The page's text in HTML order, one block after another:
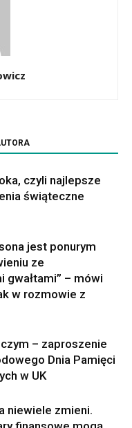
czyli najlepsze
świąteczne
jest ponurym
ze
gwałtami” – mówi
w rozmowie z
– zaproszenie
Dnia Pamięci
w UK
niewiele zmieni.